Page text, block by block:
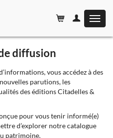
le
menu
diffusion
vous accédez à des
parutions, les
des éditions Citadelles &
pour vous tenir informé(e)
d’explorer notre catalogue
patrimoine.